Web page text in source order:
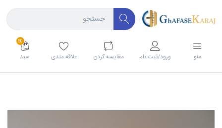
منو ورود/ثبت نام مقايسه كردن علاقه مندی
50
سبد